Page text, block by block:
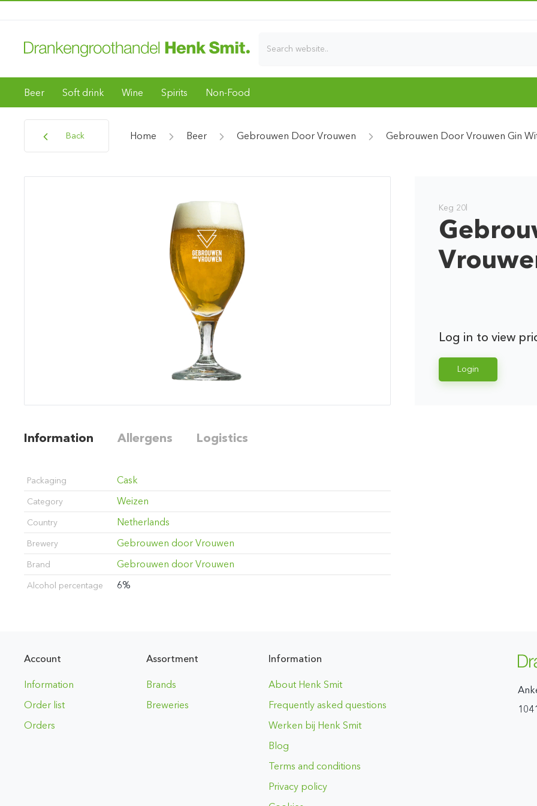
Beer Soft drink Wine Spirits Non-Food
Back Home Beer Gebrouwen Door Vrouwen Gebrouwen Door Vrouwen Gin
Keg 20l
Log in to view
Login
Information Allergens Logistics
Packaging Cask
Category Weizen
Country Netherlands
Brewery Gebrouwen door Vrouwen
Brand Gebrouwen door Vrouwen
Alcohol percentage 6%
Account
Information
Order list
Orders
Assortment
Brands
Breweries
Information
About Henk Smit
Frequently asked questions
Werken bij Henk Smit
Blog
Terms and conditions
Privacy policy